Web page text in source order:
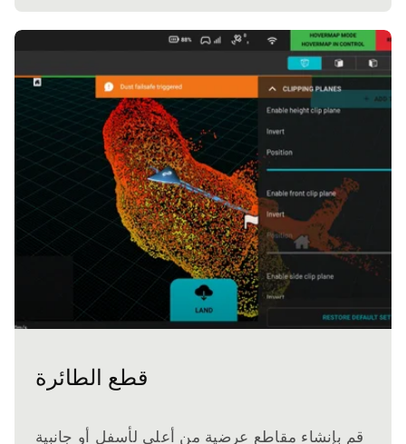
قطع الطائرة
قم بإنشاء مقاطع عرضية من أعلى لأسفل أو جانبية